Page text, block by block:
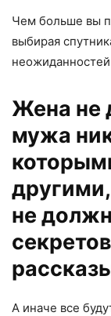
Чем больше вы
выбирая
Жена не
мужа
не
А иначе все